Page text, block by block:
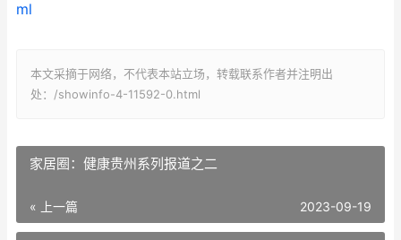
ml
本文采摘于网络，不代表本站立场，转载联系作者并注明出
处：/showinfo-4-11592-0.html
家居圈：健康贵州系列报道之二
« 上一篇 2023-09-19